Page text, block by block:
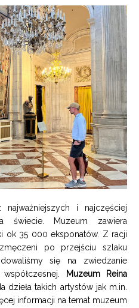
i najczęściej
świecie. Muzeum zawiera
ok 35 000 eksponatów. Z racji
po przejściu szlaku
się na zwiedzanie
Muzeum Reina
dzieła takich artystów jak m.in.
informacji na temat muzeum